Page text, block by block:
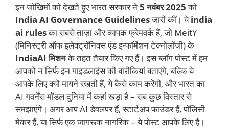
इन जोखिमों को देखते हुए भारत सरकार ने5 नवंबर 2025को
India AI Governance Guidelinesजारी कीं। येindia
ai rulesका सबसे ताज़ा और व्यापक फ्रेमवर्क हैं, जो MeitY
(मिनिस्ट्री ऑफ इलेक्ट्रॉनिक्स एंड इन्फॉर्मेशन टेक्नोलॉजी) के
IndiaAI मिशनके तहत तैयार किए गए हैं। इस ब्लॉग पोस्ट में हम
आपको न सिर्फ इन गाइडलाइंस की बारीकियां बताएंगे, बल्कि ये
आपके लिए क्यों मायने रखती हैं, ये कैसे काम करेंगी, और भारत का
AI गवर्नेंस मॉडल दुनिया में कहां खड़ा है – सब कुछ विस्तार से
समझाएंगे। अगर आप AI डेवलपर हैं, स्टार्टअप फाउंडर हैं, पॉलिसी
मेकर हैं, या सिर्फ एक जागरूक नागरिक – ये पोस्ट आपके लिए है।